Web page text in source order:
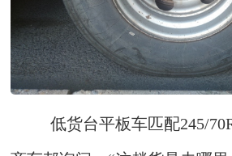
低货台平板车匹配245/